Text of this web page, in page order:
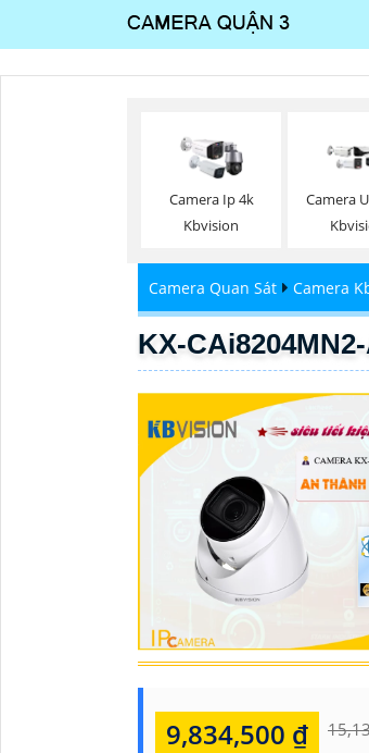
Camera Ip 4k
Kbvision
Camera
Camera Quan Sát Camera
KX-
9,834,500 ₫